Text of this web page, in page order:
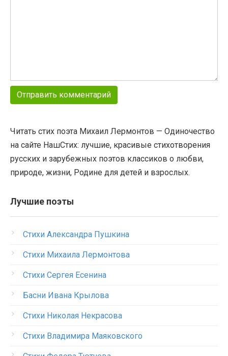
Читать стих поэта Михаил Лермонтов — Одиночество
на сайте НашСтих: лучшие, красивые стихотворения
русских и зарубежных поэтов классиков о любви,
природе, жизни, Родине для детей и взрослых.
Лучшие поэты
Стихи Александра Пушкина
Стихи Михаила Лермонтова
Стихи Сергея Есенина
Басни Ивана Крылова
Стихи Николая Некрасова
Стихи Владимира Маяковского